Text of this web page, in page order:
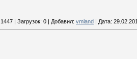
1447 Загрузок: 0 Добавил: vmland Дата: